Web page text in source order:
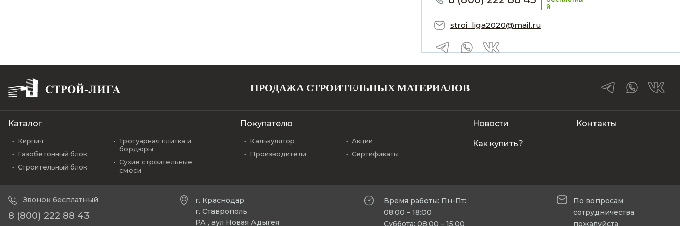
й
stroi_liga2020@mail.ru
ПРОДАЖА СТРОИТЕЛЬНЫХ МАТЕРИАЛОВ
Каталог
Кирпич
Газобетонный блок
Строительный блок
Тротуарная плитка и
бордюры
Сухие строительные
смеси
Покупателю
Калькулятор
Производители
Акции
Сертификаты
Новости
Как купить?
Контакты
Звонок бесплатный
8 (800) 222 88 43
г. Краснодар
г. Ставрополь
РА , аул Новая Адыгея
Время работы: Пн-Пт:
08:00 – 18:00
Суббота: 08:00 – 15:00
По вопросам
сотрудничества
пожалуйста